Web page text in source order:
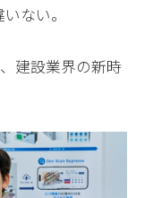
ない。
建設業界の新時